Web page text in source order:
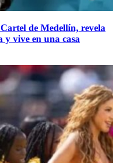
de Medellín, revela
vive en una casa